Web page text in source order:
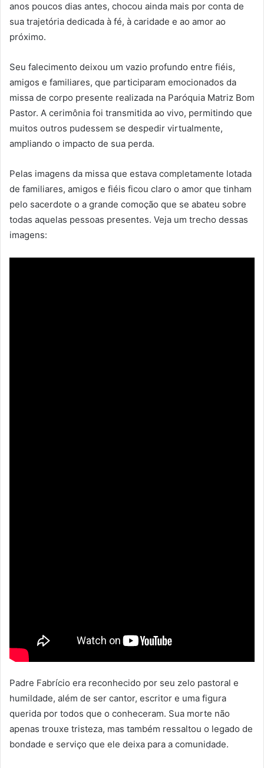
anos poucos dias antes, chocou ainda mais por conta de
sua trajetória dedicada à fé, à caridade e ao amor ao
próximo.
Seu falecimento deixou um vazio profundo entre fiéis,
amigos e familiares, que participaram emocionados da
missa de corpo presente realizada na Paróquia Matriz Bom
Pastor. A cerimônia foi transmitida ao vivo, permitindo que
muitos outros pudessem se despedir virtualmente,
ampliando o impacto de sua perda.
Pelas imagens da missa que estava completamente lotada
de familiares, amigos e fiéis ficou claro o amor que tinham
pelo sacerdote o a grande comoção que se abateu sobre
todas aquelas pessoas presentes. Veja um trecho dessas
imagens:
Padre Fabrício era reconhecido por seu zelo pastoral e
humildade, além de ser cantor, escritor e uma figura
querida por todos que o conheceram. Sua morte não
apenas trouxe tristeza, mas também ressaltou o legado de
bondade e serviço que ele deixa para a comunidade.